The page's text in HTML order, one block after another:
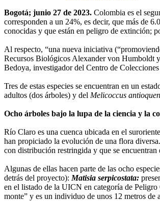
Bogotá; junio 27 de 2023. Colombia es el
corresponden a un 24%, es decir, que más de
conocidas y que están en peligro de extinción;
Al respecto, “una nueva iniciativa
Recursos Biológicos Alexander von Humboldt
Bedoya, investigador del Centro de
Tres de estas especies se encuentran en un
adultos (dos árboles) y del Melicoccus
Ocho árboles bajo la lupa de la ciencia y la
Río Claro es una cuenca ubicada en el
han propiciado la evolución de una flora
con distribución restringida y que se encuentran
Algunas de ellas hacen parte de las ocho
detrás del proyecto): Matisia serpicostata:
en el listado de la UICN en categoría de
monte” y es un individuo de unos 12 metros de